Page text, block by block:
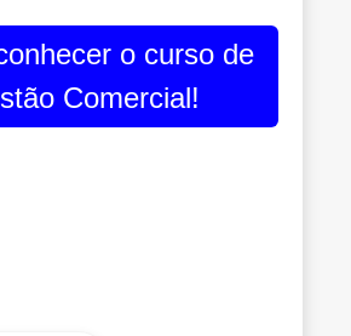
o curso de
Comercial!